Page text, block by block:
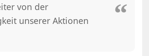
von der
unserer Aktionen